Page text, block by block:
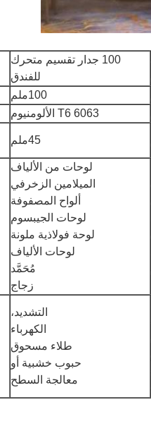
100 جدار تقسيم متحرك
للفندق
100ملم
6063 T6 الألومنيوم
45ملم
لوحات من الألياف
الميلامين الزخرفي
ألواح المصفوفة
لوحات الجيبسوم
لوحة فولاذية ملونة
لوحات الألياف
مُحَمَّد
زجاج
التشديد،
الكهرباء
طلاء مسحوق
حبوب خشبية أو
معالجة السطح